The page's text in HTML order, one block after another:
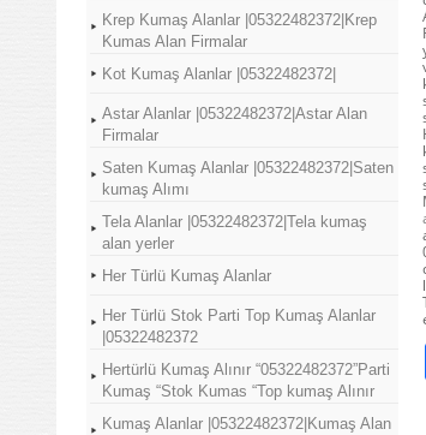
Krep Kumaş Alanlar |05322482372|Krep
Kumas Alan Firmalar
Kot Kumaş Alanlar |05322482372|
Astar Alanlar |05322482372|Astar Alan
Firmalar
Saten Kumaş Alanlar |05322482372|Saten
kumaş Alımı
Tela Alanlar |05322482372|Tela kumaş
alan yerler
Her Türlü Kumaş Alanlar
Her Türlü Stok Parti Top Kumaş Alanlar
|05322482372
Hertürlü Kumaş Alınır “05322482372”Parti
Kumaş “Stok Kumas “Top kumaş Alınır
Kumaş Alanlar |05322482372|Kumaş Alan